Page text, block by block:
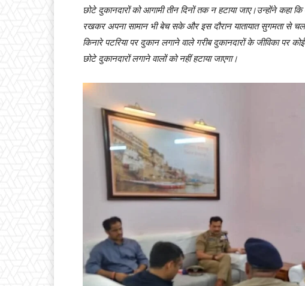
छोटे दुकानदारों को आगामी तीन दिनों तक न हटाया जाए।उन्होंने कहा
रखकर अपना सामान भी बेच सके और इस दौरान यातायात सुगमता से
किनारे पटरिया पर दुकान लगाने वाले गरीब दुकानदारों के जीविका पर
छोटे दुकानदारों लगाने वालों को नहीं हटाया जाएगा।